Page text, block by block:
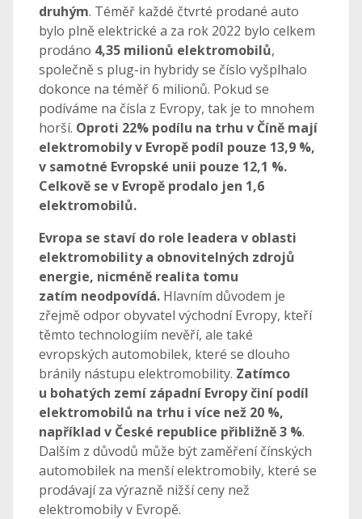
druhým. Téměř každé čtvrté prodané auto
bylo plně elektrické a za rok 2022 bylo celkem
prodáno 4,35 milionů elektromobilů,
společně s plug-in hybridy se číslo vyšplhalo
dokonce na téměř 6 milionů. Pokud se
podíváme na čísla z Evropy, tak je to mnohem
horší. Oproti 22% podílu na trhu v Číně mají
elektromobily v Evropě podíl pouze 13,9 %,
v samotné Evropské unii pouze 12,1 %.
Celkově se v Evropě prodalo jen 1,6
elektromobilů.
Evropa se staví do role leadera v oblasti
elektromobility a obnovitelných zdrojů
energie, nicméně realita tomu
zatím neodpovídá. Hlavním důvodem je
zřejmě odpor obyvatel východní Evropy, kteří
těmto technologiím nevěří, ale také
evropských automobilek, které se dlouho
bránily nástupu elektromobility. Zatímco
u bohatých zemí západní Evropy činí podíl
elektromobilů na trhu i více než 20 %,
například v České republice přibližně 3 %.
Dalším z důvodů může být zaměření čínských
automobilek na menší elektromobily, které se
prodávají za výrazně nižší ceny než
elektromobily v Evropě.